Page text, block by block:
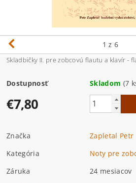
1 z 6
Skladbičky II. pre zobcovú flautu a klavír -
Dostupnosť Skladom (7
€7,80
Značka
Zapletal Petr
Kategória
Noty pre
Záruka
24 mesiacov